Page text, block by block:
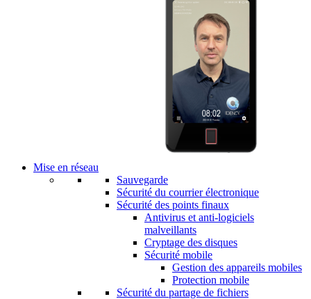
Mise en réseau
Sauvegarde
Sécurité du courrier électronique
Sécurité des points finaux
Antivirus et anti-logiciels
malveillants
Cryptage des disques
Sécurité mobile
Gestion des appareils mobiles
Protection mobile
Sécurité du partage de fichiers